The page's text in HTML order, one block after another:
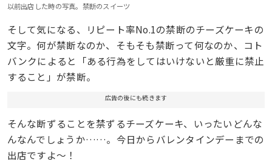
以前出店した時の写真。禁断のスイーツ
そして気になる、リピート率No.1の禁断のチーズケーキの
文字。何が禁断なのか、そもそも禁断って何なのか、コト
バンクによると「ある行為をしてはいけないと厳重に禁止
すること」が禁断。
広告の後にも続きます
そんな断ずることを禁ずるチーズケーキ、いったいどんな
んなんでしょうか……。今日からバレンタインデーまでの
出店ですよ〜！